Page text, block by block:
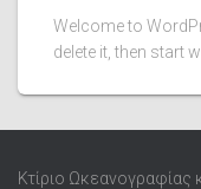
Welcome to
delete it, then start
Κτίριο